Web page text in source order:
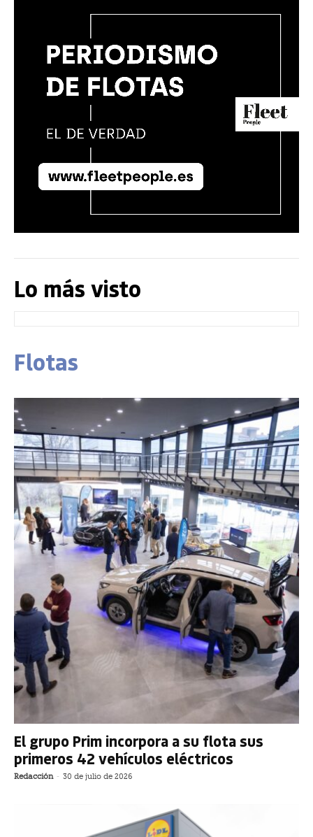
Lo más visto
Flotas
El grupo Prim incorpora a su flota sus
primeros 42 vehículos eléctricos
Redacción - 30 de julio de 2026